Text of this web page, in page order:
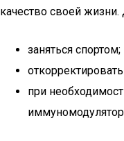
качество своей жизни.
заняться спортом;
при